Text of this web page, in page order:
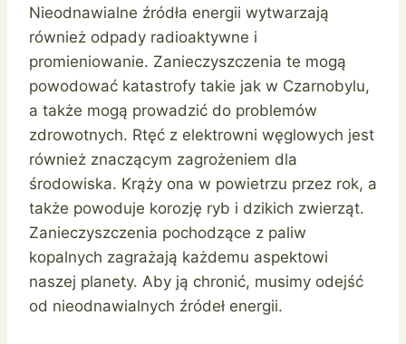
Nieodnawialne źródła energii wytwarzają
również odpady radioaktywne i
promieniowanie. Zanieczyszczenia te mogą
powodować katastrofy takie jak w Czarnobylu,
a także mogą prowadzić do problemów
zdrowotnych. Rtęć z elektrowni węglowych jest
również znaczącym zagrożeniem dla
środowiska. Krąży ona w powietrzu przez rok, a
także powoduje korozję ryb i dzikich zwierząt.
Zanieczyszczenia pochodzące z paliw
kopalnych zagrażają każdemu aspektowi
naszej planety. Aby ją chronić, musimy odejść
od nieodnawialnych źródeł energii.